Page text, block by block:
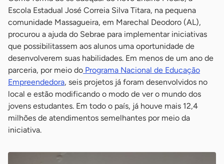
Escola Estadual José Correia Silva Titara, na pequena
comunidade Massagueira, em Marechal Deodoro (AL),
procurou a ajuda do Sebrae para implementar iniciativas
que possibilitassem aos alunos uma oportunidade de
desenvolverem suas habilidades. Em menos de um ano de
parceria, por meio do Programa Nacional de Educação
Empreendedora, seis projetos já foram desenvolvidos no
local e estão modificando o modo de ver o mundo dos
jovens estudantes. Em todo o país, já houve mais 12,4
milhões de atendimentos semelhantes por meio da
iniciativa.